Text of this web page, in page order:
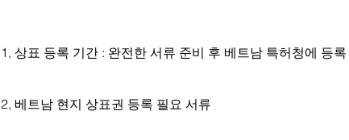
1, 상표 등록 기간 : 완전한 서류 준비 후 베트남 특허청에 등록
2, 베트남 현지 상표권 등록 필요 서류